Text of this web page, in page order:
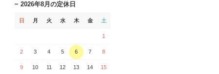
2026年8月の定休日
日 月 火 水 木 金 土
1
2 3 4 5 6 7 8
9 10 11 12 13 14 15